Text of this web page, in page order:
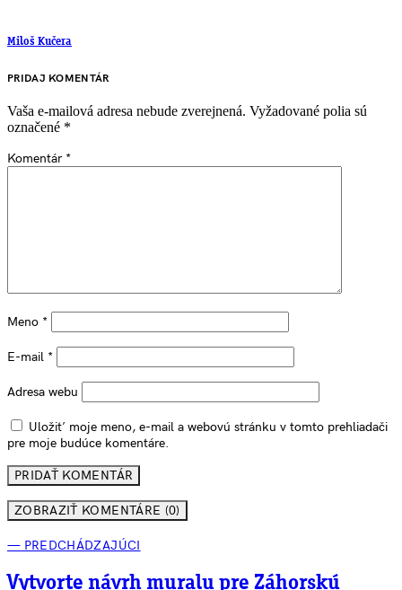
Miloš Kučera
PRIDAJ KOMENTÁR
Vaša e-mailová adresa nebude zverejnená. Vyžadované polia sú
označené *
Komentár *
Meno *
E-mail *
Adresa webu
Uložiť moje meno, e-mail a webovú stránku v tomto prehliadači
pre moje budúce komentáre.
ZOBRAZIŤ KOMENTÁRE (0)
— PREDCHÁDZAJÚCI
Vytvorte návrh muralu pre Záhorskú